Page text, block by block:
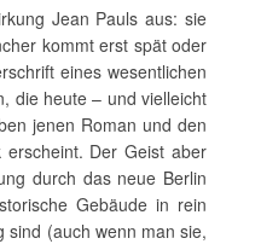
Jean Pauls aus: sie
kommt erst spät oder
eines wesentlichen
die heute – und vielleicht
jenen Roman und den
erscheint. Der Geist aber
durch das neue Berlin
Gebäude in rein
sind (auch wenn man sie,